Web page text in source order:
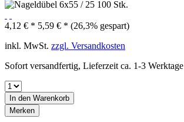
4,12 € * 5,59 € * (26,3% gespart)
inkl. MwSt. zzgl. Versandkosten
Sofort versandfertig, Lieferzeit ca. 1-3 Werktage
In den Warenkorb
Merken